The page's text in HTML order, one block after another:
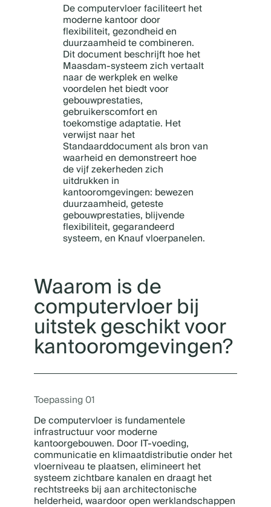
De computervloer faciliteert het
moderne kantoor door
flexibiliteit, gezondheid en
duurzaamheid te combineren.
Dit document beschrijft hoe het
Maasdam-systeem zich vertaalt
naar de werkplek en welke
voordelen het biedt voor
gebouwprestaties,
gebruikerscomfort en
toekomstige adaptatie. Het
verwijst naar het
Standaarddocument als bron van
waarheid en demonstreert hoe
de vijf zekerheden zich
uitdrukken in
kantooromgevingen: bewezen
duurzaamheid, geteste
gebouwprestaties, blijvende
flexibiliteit, gegarandeerd
systeem, en Knauf vloerpanelen.
Waarom is de
computervloer bij
uitstek geschikt voor
kantooromgevingen?
Toepassing 01
De computervloer is fundamentele
infrastructuur voor moderne
kantoorgebouwen. Door IT-voeding,
communicatie en klimaatdistributie onder het
vloerniveau te plaatsen, elimineert het
systeem zichtbare kanalen en draagt het
rechtstreeks bij aan architectonische
helderheid, waardoor open werklandschappen